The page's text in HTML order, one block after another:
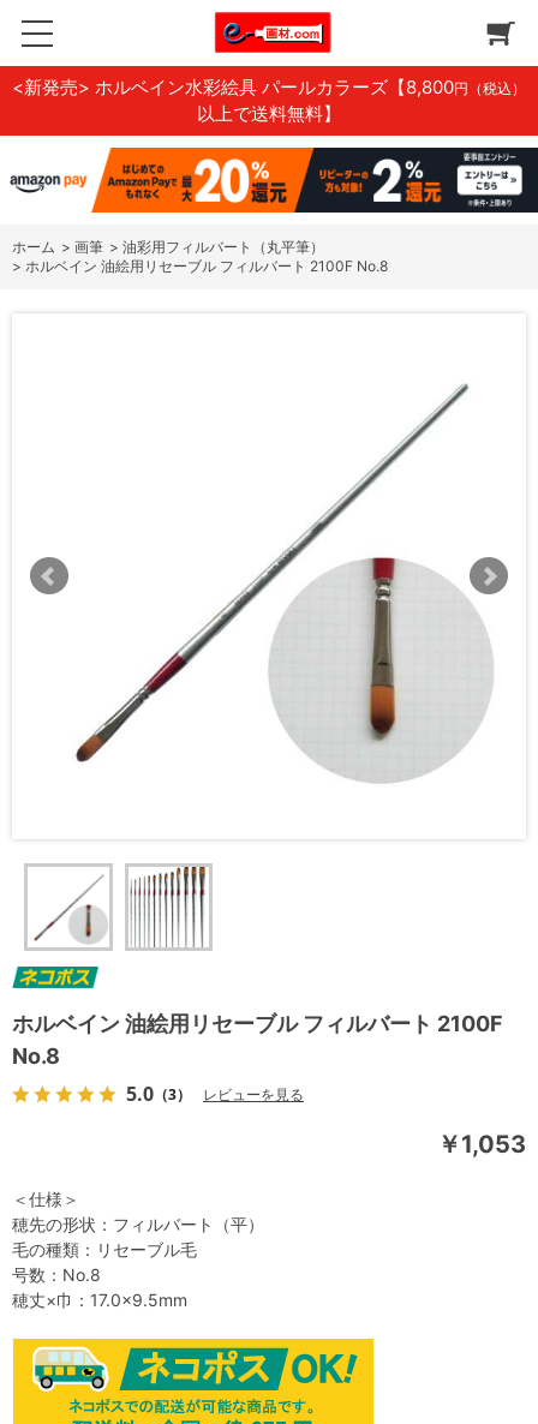
<新発売> ホルベイン水彩絵具 パールカラーズ 【8,800円（税込）
以上で送料無料】
ホーム > 画筆 > 油彩用フィルバート（丸平筆）
> ホルベイン 油絵用リセーブル フィルバート 2100F No.8
ホルベイン 油絵用リセーブル フィルバート 2100F
No.8
5.0 （3） レビューを見る
￥1,053
＜仕様＞
穂先の形状：フィルバート（平）
毛の種類：リセーブル毛
号数：No.8
穂丈×巾：17.0×9.5mm